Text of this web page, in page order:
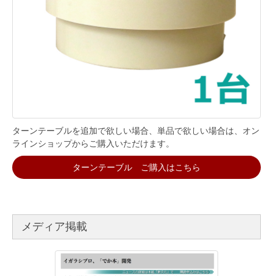
ターンテーブルを追加で欲しい場合、単品で欲しい場合は、オン
ラインショップからご購入いただけます。
ターンテーブル ご購入はこちら
メディア掲載